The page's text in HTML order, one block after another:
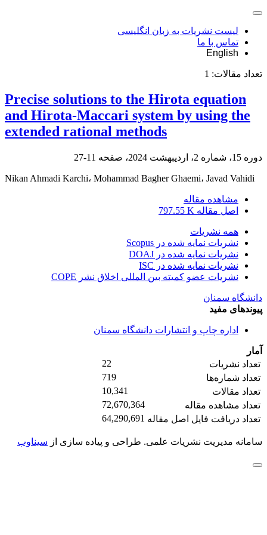
لیست نشریات به زبان انگلیسی
تماس با ما
English
تعداد مقالات: 1
Precise solutions to the Hirota equation
and Hirota-Maccari system by using the
extended rational methods
دوره 15، شماره 2، اردیبهشت 2024، صفحه 11-27
Nikan Ahmadi Karchi، Mohammad Bagher Ghaemi، Javad Vahidi
مشاهده مقاله
اصل مقاله 797.55 K
همه نشریات
نشریات نمایه شده در Scopus
نشریات نمایه شده در DOAJ
نشریات نمایه شده در ISC
نشریات عضو کمیته بین المللی اخلاق نشر COPE
دانشگاه سمنان
پیوندهای مفید
اداره چاپ و انتشارات دانشگاه سمنان
آمار
تعداد نشریات
22
تعداد شماره‌ها
719
تعداد مقالات
10,341
تعداد مشاهده مقاله
72,670,364
تعداد دریافت فایل اصل مقاله 64,290,691
سامانه مدیریت نشریات علمی. طراحی و پیاده سازی از سیناوب